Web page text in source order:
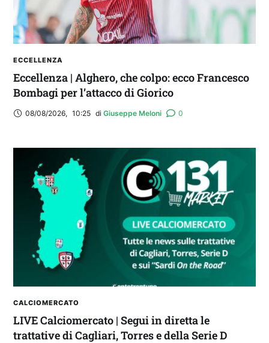
ECCELLENZA
Eccellenza | Alghero, che colpo: ecco Francesco
Bombagi per l’attacco di Giorico
08/08/2026, 10:25 di Giuseppe Meloni 0
CALCIOMERCATO
LIVE Calciomercato | Segui in diretta le
trattative di Cagliari, Torres e della Serie D